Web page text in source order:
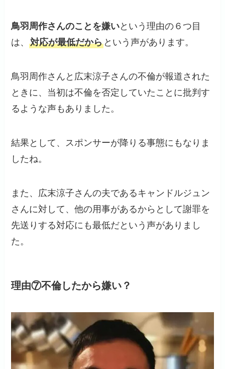
鳥羽周作さんのことを嫌いという理由の６つ目
は、対応が最低だから という声があります。
鳥羽周作さんと広末涼子さんの不倫が報道された
ときに、当初は不倫を否定していたことに批判す
るような声もありました。
結果として、スポンサーが降りる事態にもなりま
したね。
また、広末涼子さんの夫であるキャンドルジュン
さんに対して、他の用事があるからとして謝罪を
先送りする対応にも最低だという声がありまし
た。
理由⑦不倫したから嫌い？